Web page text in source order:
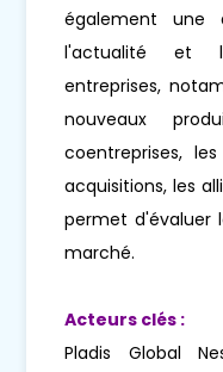
également une
l'actualité et
entreprises,
nouveaux
coentreprises,
acquisitions, les
permet d'évaluer
marché.
Acteurs clés :
Pladis Global